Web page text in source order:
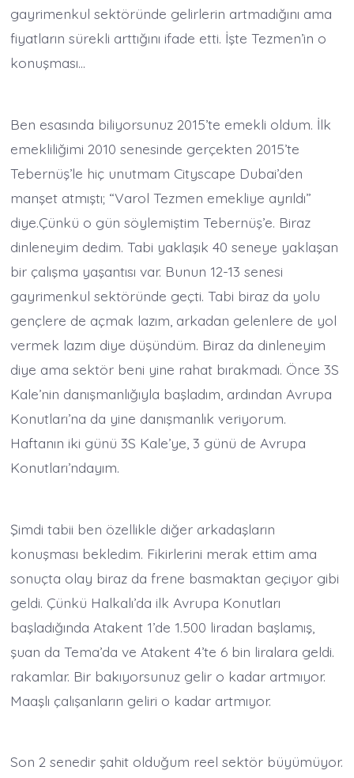
gayrimenkul sektöründe gelirlerin artmadığını ama
fiyatların sürekli arttığını ifade etti. İşte Tezmen’in o
konuşması…
Ben esasında biliyorsunuz 2015’te emekli oldum. İlk
emekliliğimi 2010 senesinde gerçekten 2015’te
Tebernüş’le hiç unutmam Cityscape Dubai’den
manşet atmıştı; “Varol Tezmen emekliye ayrıldı”
diye.Çünkü o gün söylemiştim Tebernüş’e. Biraz
dinleneyim dedim. Tabi yaklaşık 40 seneye yaklaşan
bir çalışma yaşantısı var. Bunun 12-13 senesi
gayrimenkul sektöründe geçti. Tabi biraz da yolu
gençlere de açmak lazım, arkadan gelenlere de yol
vermek lazım diye düşündüm. Biraz da dinleneyim
diye ama sektör beni yine rahat bırakmadı. Önce 3S
Kale’nin danışmanlığıyla başladım, ardından Avrupa
Konutları’na da yine danışmanlık veriyorum.
Haftanın iki günü 3S Kale’ye, 3 günü de Avrupa
Konutları’ndayım.
Şimdi tabii ben özellikle diğer arkadaşların
konuşması bekledim. Fikirlerini merak ettim ama
sonuçta olay biraz da frene basmaktan geçiyor gibi
geldi. Çünkü Halkalı’da ilk Avrupa Konutları
başladığında Atakent 1’de 1.500 liradan başlamış,
şuan da Tema’da ve Atakent 4’te 6 bin liralara geldi.
rakamlar. Bir bakıyorsunuz gelir o kadar artmıyor.
Maaşlı çalışanların geliri o kadar artmıyor.
Son 2 senedir şahit olduğum reel sektör büyümüyor.